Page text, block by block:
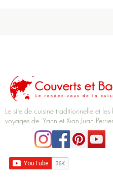
Le site de cuisine traditionnelle et
voyages de Yann et Xian Juan Perrier